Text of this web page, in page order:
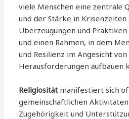
viele Menschen eine zentrale
und der Stärke in Krisenzeiten
Überzeugungen und
und einen Rahmen, in dem
und Resilienz im Angesicht von
Herausforderungen aufbauen
Religiosität manifestiert sich
gemeinschaftlichen
Zugehörigkeit und